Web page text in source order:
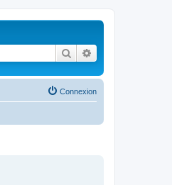
Rechercher
Connexion